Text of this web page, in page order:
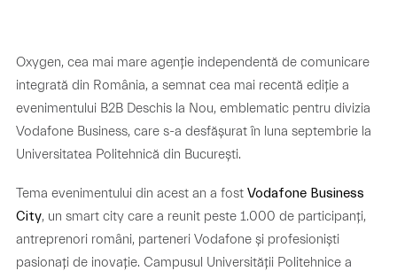
Oxygen, cea mai mare agenție independentă de comunicare
integrată din România, a semnat cea mai recentă ediție a
evenimentului B2B Deschis la Nou, emblematic pentru divizia
Vodafone Business, care s-a desfășurat în luna septembrie la
Universitatea Politehnică din București.
Tema evenimentului din acest an a fost Vodafone Business
City, un smart city care a reunit peste 1.000 de participanți,
antreprenori români, parteneri Vodafone și profesioniști
pasionați de inovație. Campusul Universității Politehnice a